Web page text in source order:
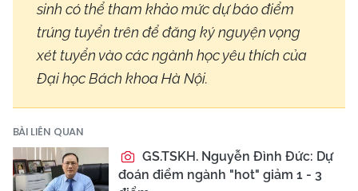
sinh có thể tham khảo mức dự báo điểm
trúng tuyển trên để đăng ký nguyện vọng
xét tuyển vào các ngành học yêu thích của
Đại học Bách khoa Hà Nội.
BÀI LIÊN QUAN
GS.TSKH. Nguyễn Đình Đức: Dự
đoán điểm ngành "hot" giảm 1 - 3